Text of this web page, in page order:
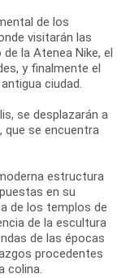
de los
visitarán las
la Atenea Nike, el
y finalmente el
ciudad.
se desplazarán a
que se encuentra
estructura
en su
de los templos de
de la escultura
de las épocas
procedentes
colina.